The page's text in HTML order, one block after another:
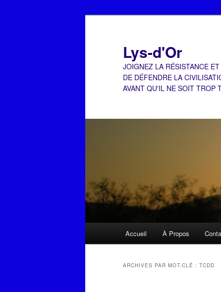
Lys-d'Or
JOIGNEZ LA RÉSISTANCE
DE DÉFENDRE LA
AVANT QU'IL NE SOIT TROP
Accueil À Propos
ARCHIVES PAR MOT-CLÉ : TCDD